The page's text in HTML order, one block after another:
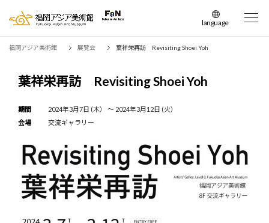
language
日本語
福岡アジア美術館 展覧会 葉祥栄再訪 Revisiting Shoei Yoh
葉祥栄再訪 Revisiting Shoei Yoh
期間
2024年3月7日 (木） 〜 2024年3月12日 (火）
会場
交流ギャラリー